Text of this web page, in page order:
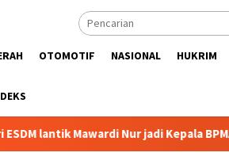
OTOMOTIF NASIONAL HUKRIM
Nur jadi Kepala BPMA